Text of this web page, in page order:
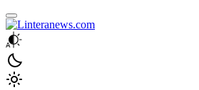
Linteranews.com
Lintas Informasi Tercepat dan Akurat